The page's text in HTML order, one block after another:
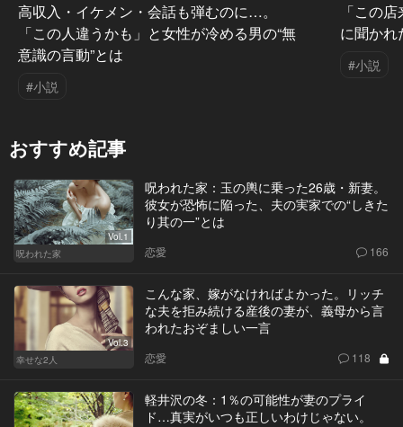
高収入・イケメン・会話も弾むのに…。
「この人違うかも」と女性が冷める男の“無
意識の言動”とは
#小説
「この
に聞か
#小説
おすすめ記事
Vol.1
呪われた家
呪われた家：玉の輿に乗った26歳・新妻。
彼女が恐怖に陥った、夫の実家での“しきた
り其の一”とは
恋愛 166
Vol.3
幸せな2人
こんな家、嫁がなければよかった。リッチ
な夫を拒み続ける産後の妻が、義母から言
われたおぞましい一言
恋愛 118
軽井沢の冬：1％の可能性が妻のプライ
ド…真実がいつも正しいわけじゃない。